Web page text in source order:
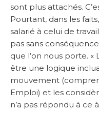
sont plus attachés.
Pourtant, dans les
salarié à celui de
pas sans
que l’on nous porte.
être une logique
mouvement
Emploi) et les
n’a pas répondu à ce